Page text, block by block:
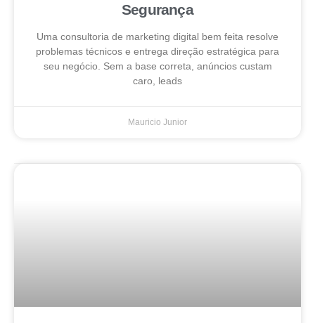
Segurança
Uma consultoria de marketing digital bem feita resolve
problemas técnicos e entrega direção estratégica para
seu negócio. Sem a base correta, anúncios custam
caro, leads
Mauricio Junior